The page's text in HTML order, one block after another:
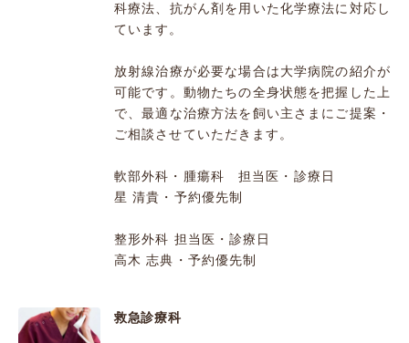
科療法、抗がん剤を用いた化学療法に対応し
ています。
放射線治療が必要な場合は大学病院の紹介が
可能です。動物たちの全身状態を把握した上
で、最適な治療方法を飼い主さまにご提案・
ご相談させていただきます。
軟部外科・腫瘍科 担当医・診療日
星 清貴・予約優先制
整形外科 担当医・診療日
高木 志典・予約優先制
救急診療科